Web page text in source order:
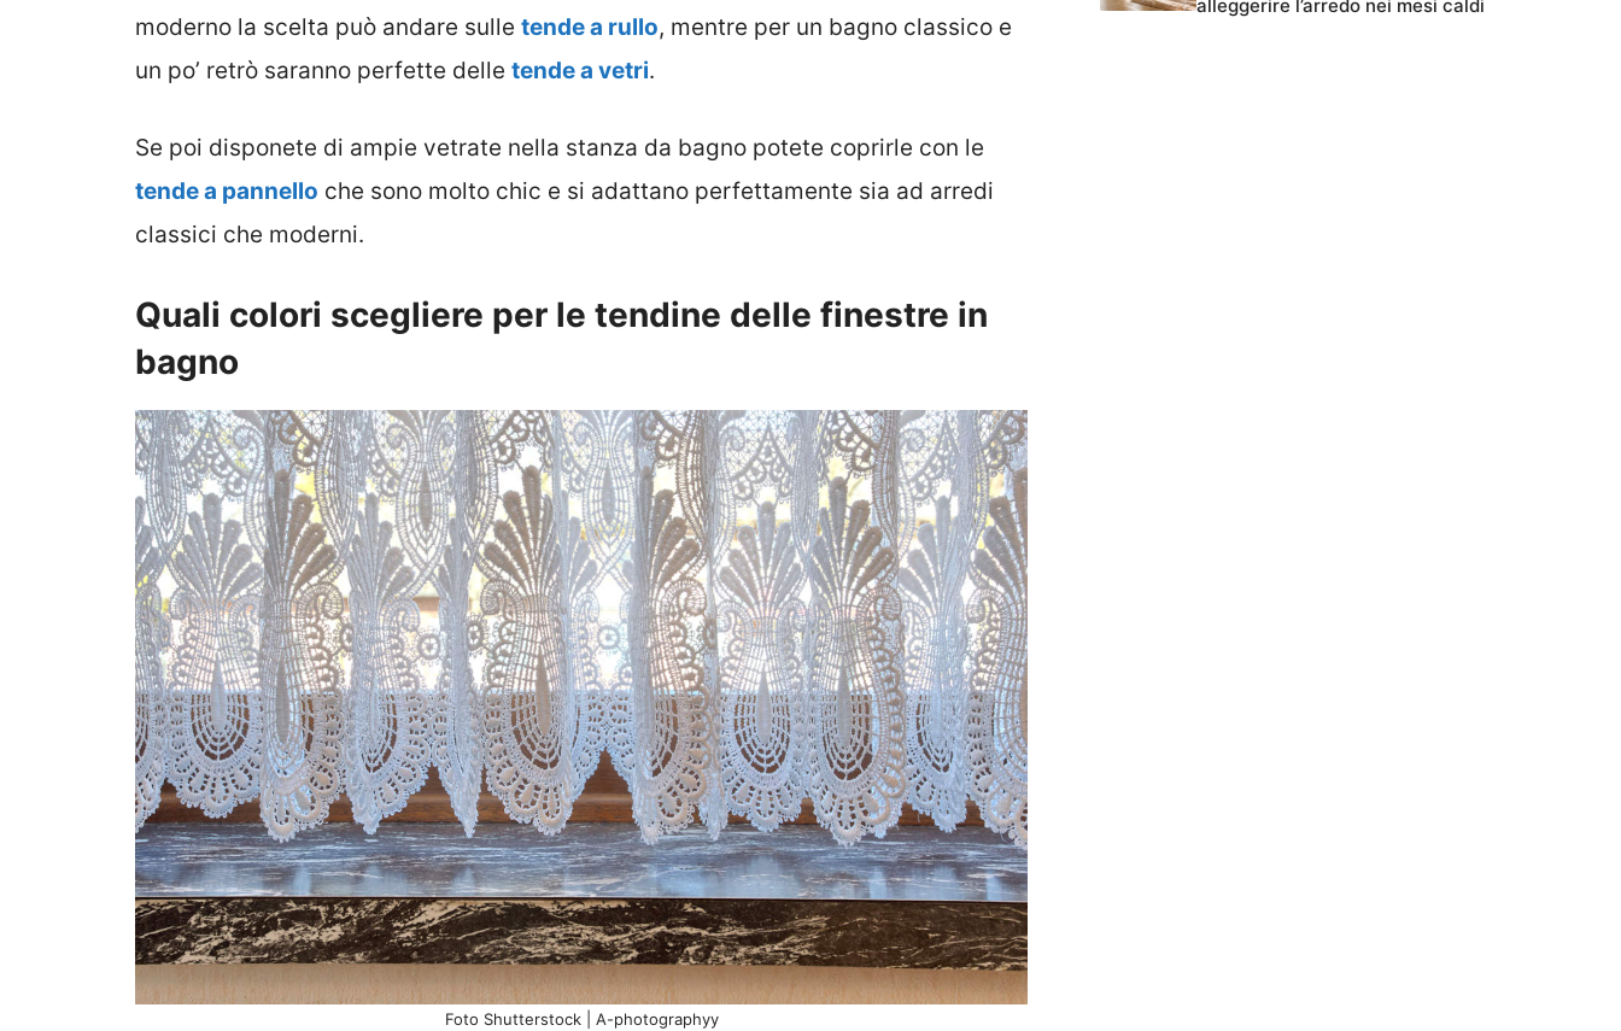
moderno la scelta può andare sulle tende a rullo, mentre per un bagno classico e
un po’ retrò saranno perfette delle tende a vetri.
Se poi disponete di ampie vetrate nella stanza da bagno potete coprirle con le
tende a pannello che sono molto chic e si adattano perfettamente sia ad arredi
classici che moderni.
Quali colori scegliere per le tendine delle finestre in
bagno
Foto Shutterstock | A-photographyy
alleggerire l’arredo nei mesi caldi